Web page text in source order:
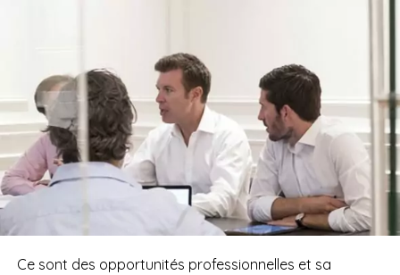
Ce sont des opportunités professionnelles et sa